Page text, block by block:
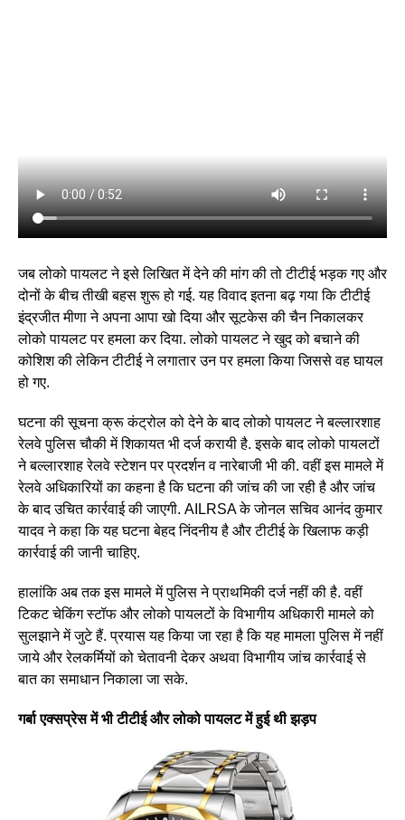
जब लोको पायलट ने इसे लिखित में देने की मांग की तो टीटीई भड़क गए और
दोनों के बीच तीखी बहस शुरू हो गई. यह विवाद इतना बढ़ गया कि टीटीई
इंद्रजीत मीणा ने अपना आपा खो दिया और सूटकेस की चैन निकालकर
लोको पायलट पर हमला कर दिया. लोको पायलट ने खुद को बचाने की
कोशिश की लेकिन टीटीई ने लगातार उन पर हमला किया जिससे वह घायल
हो गए.
घटना की सूचना क्रू कंट्रोल को देने के बाद लोको पायलट ने बल्लारशाह
रेलवे पुलिस चौकी में शिकायत भी दर्ज करायी है. इसके बाद लोको पायलटों
ने बल्लारशाह रेलवे स्टेशन पर प्रदर्शन व नारेबाजी भी की. वहीं इस मामले में
रेलवे अधिकारियों का कहना है कि घटना की जांच की जा रही है और जांच
के बाद उचित कार्रवाई की जाएगी. AILRSA के जोनल सचिव आनंद कुमार
यादव ने कहा कि यह घटना बेहद निंदनीय है और टीटीई के खिलाफ कड़ी
कार्रवाई की जानी चाहिए.
हालांकि अब तक इस मामले में पुलिस ने प्राथमिकी दर्ज नहीं की है. वहीं
टिकट चेकिंग स्टॉफ और लोको पायलटों के विभागीय अधिकारी मामले को
सुलझाने में जुटे हैं. प्रयास यह किया जा रहा है कि यह मामला पुलिस में नहीं
जाये और रेलकर्मियों को चेतावनी देकर अथवा विभागीय जांच कार्रवाई से
बात का समाधान निकाला जा सके.
गर्बा एक्सप्रेस में भी टीटीई और लोको पायलट में हुई थी झड़प